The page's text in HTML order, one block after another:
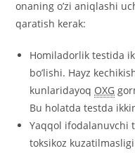
onaning o’zi aniqlashi
qaratish kerak:
Homiladorlik testida
bo’lishi. Hayz
kunlaridayoq OXG
Bu holatda testda
Yaqqol ifodalanuvchi
toksikoz